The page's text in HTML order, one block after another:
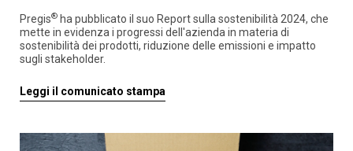
Pregis® ha pubblicato il suo Report sulla sostenibilità 2024, che
mette in evidenza i progressi dell'azienda in materia di
sostenibilità dei prodotti, riduzione delle emissioni e impatto
sugli stakeholder.
Leggi il comunicato stampa